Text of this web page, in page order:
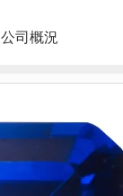
公司概況